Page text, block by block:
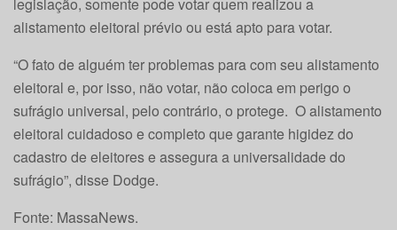
alistamento eleitoral prévio ou está apto para votar.
“O fato de alguém ter problemas para com seu alistamento
eleitoral e, por isso, não votar, não coloca em perigo o
sufrágio universal, pelo contrário, o protege. O alistamento
eleitoral cuidadoso e completo que garante higidez do
cadastro de eleitores e assegura a universalidade do
sufrágio”, disse Dodge.
Fonte: MassaNews.